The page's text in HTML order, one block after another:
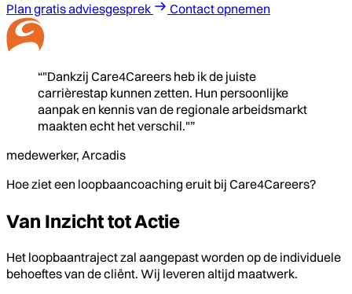
Plan gratis adviesgesprek
Contact opnemen
“"Dankzij Care4Careers heb ik de juiste
carrièrestap kunnen zetten. Hun persoonlijke
aanpak en kennis van de regionale arbeidsmarkt
maakten echt het verschil."”
medewerker, Arcadis
Hoe ziet een loopbaancoaching eruit bij Care4Careers?
Van Inzicht tot Actie
Het loopbaantraject zal aangepast worden op de individuele
behoeftes van de cliënt. Wij leveren altijd maatwerk.